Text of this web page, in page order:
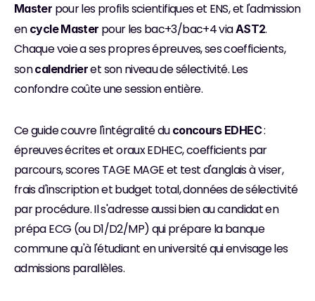
Master pour les profils scientifiques et ENS, et l'admission
en cycle Master pour les bac+3/bac+4 via AST2.
Chaque voie a ses propres épreuves, ses coefficients,
son calendrier et son niveau de sélectivité. Les
confondre coûte une session entière.
Ce guide couvre l'intégralité du concours EDHEC :
épreuves écrites et oraux EDHEC, coefficients par
parcours, scores TAGE MAGE et test d'anglais à viser,
frais d'inscription et budget total, données de sélectivité
par procédure. Il s'adresse aussi bien au candidat en
prépa ECG (ou D1/D2/MP) qui prépare la banque
commune qu'à l'étudiant en université qui envisage les
admissions parallèles.